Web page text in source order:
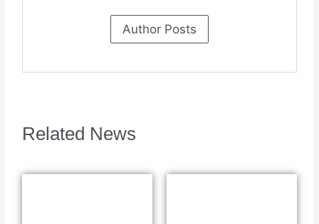
Author Posts
Related News